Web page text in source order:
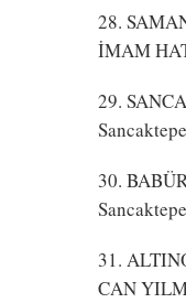
28.
İMAM
29.
Sancaktepe
30.
Sancaktepe
31.
CAN